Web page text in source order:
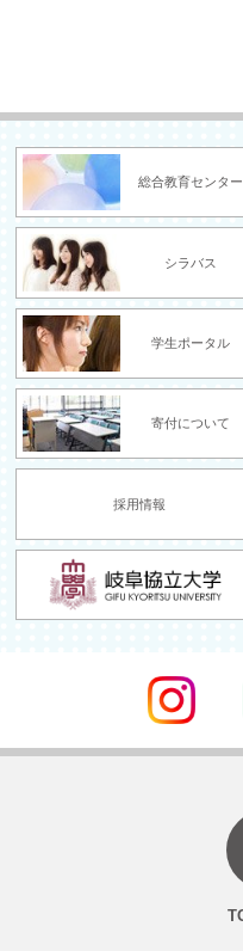
総合教育センター
シラバス
学生ポータル
寄付について
採用情報